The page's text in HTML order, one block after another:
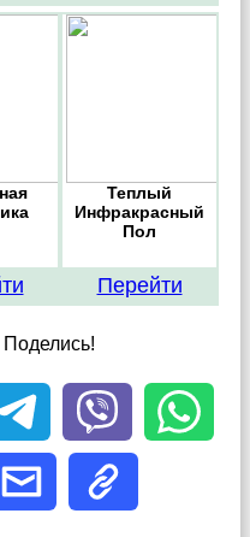
Теплый
Инфракрасный
Пол
Перейти